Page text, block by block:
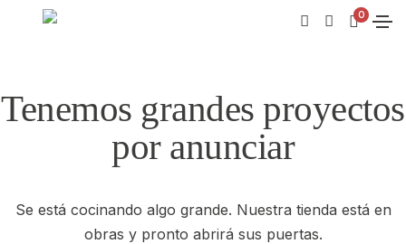
0
Tenemos grandes proyectos
por anunciar
Se está cocinando algo grande. Nuestra tienda está en
obras y pronto abrirá sus puertas.